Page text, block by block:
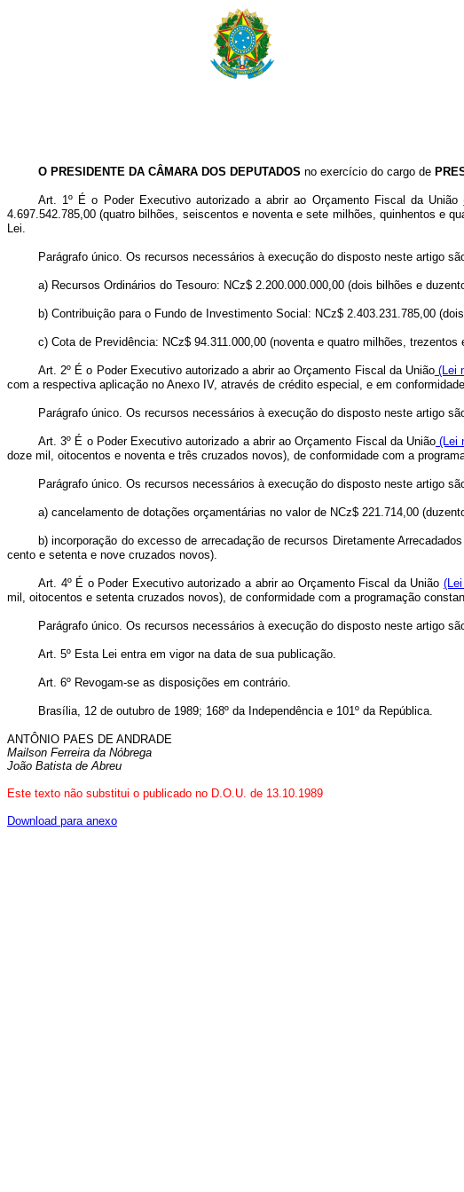
O PRESIDENTE DA CÂMARA DOS DEPUTADOS no exercício do cargo de
Art. 1º É o Poder Executivo autorizado a abrir ao Orçamento Fiscal da União
4.697.542.785,00 (quatro bilhões, seiscentos e noventa e sete milhões, quinhentos e
Lei.
Parágrafo único. Os recursos necessários à execução do disposto neste artigo
a) Recursos Ordinários do Tesouro: NCz$ 2.200.000.000,00 (dois bilhões e
b) Contribuição para o Fundo de Investimento Social: NCz$ 2.403.231.785,00
c) Cota de Previdência: NCz$ 94.311.000,00 (noventa e quatro milhões,
Art. 2º É o Poder Executivo autorizado a abrir ao Orçamento Fiscal da União(Lei
com a respectiva aplicação no Anexo IV, através de crédito especial, e em
Parágrafo único. Os recursos necessários à execução do disposto neste artigo
Art. 3º É o Poder Executivo autorizado a abrir ao Orçamento Fiscal da União(Lei
doze mil, oitocentos e noventa e três cruzados novos), de conformidade com a
Parágrafo único. Os recursos necessários à execução do disposto neste artigo
a) cancelamento de dotações orçamentárias no valor de NCz$ 221.714,00
b) incorporação do excesso de arrecadação de recursos Diretamente
cento e setenta e nove cruzados novos).
Art. 4º É o Poder Executivo autorizado a abrir ao Orçamento Fiscal da União
mil, oitocentos e setenta cruzados novos), de conformidade com a programação
Parágrafo único. Os recursos necessários à execução do disposto neste artigo
Art. 5º Esta Lei entra em vigor na data de sua publicação.
Art. 6º Revogam-se as disposições em contrário.
Brasília, 12 de outubro de 1989; 168º da Independência e 101º da República.
ANTÔNIO PAES DE ANDRADE
Mailson Ferreira da Nóbrega
João Batista de Abreu
Este texto não substitui o publicado no D.O.U. de 13.10.1989
Download para anexo